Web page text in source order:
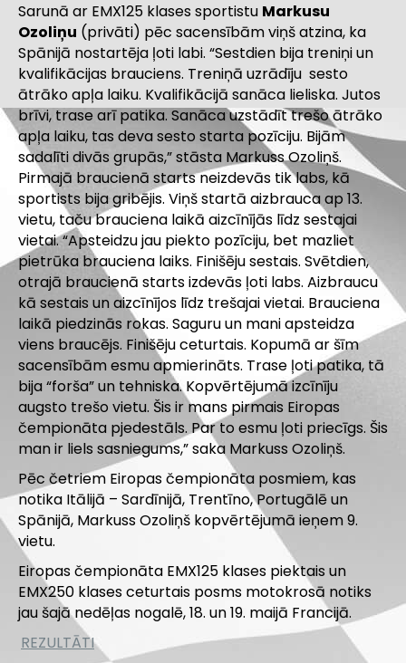
Sarunā ar EMX125 klases sportistu Markusu
Ozoliņu (privāti) pēc sacensībām viņš atzina, ka
Spānijā nostartēja ļoti labi. “Sestdien bija treniņi un
kvalifikācijas brauciens. Treniņā uzrādīju sesto
ātrāko apļa laiku. Kvalifikācijā sanāca lieliska. Jutos
brīvi, trase arī patika. Sanāca uzstādīt trešo ātrāko
apļa laiku, tas deva sesto starta pozīciju. Bijām
sadalīti divās grupās,” stāsta Markuss Ozoliņš.
Pirmajā braucienā starts neizdevās tik labs, kā
sportists bija gribējis. Viņš startā aizbrauca ap 13.
vietu, taču brauciena laikā aizcīnījās līdz sestajai
vietai. “Apsteidzu jau piekto pozīciju, bet mazliet
pietrūka brauciena laiks. Finišēju sestais. Svētdien,
otrajā braucienā starts izdevās ļoti labs. Aizbraucu
kā sestais un aizcīnījos līdz trešajai vietai. Brauciena
laikā piedzinās rokas. Saguru un mani apsteidza
viens braucējs. Finišēju ceturtais. Kopumā ar šīm
sacensībām esmu apmierināts. Trase ļoti patika, tā
bija “forša” un tehniska. Kopvērtējumā izcīnīju
augsto trešo vietu. Šis ir mans pirmais Eiropas
čempionāta pjedestāls. Par to esmu ļoti priecīgs. Šis
man ir liels sasniegums,” saka Markuss Ozoliņš.
Pēc četriem Eiropas čempionāta posmiem, kas
notika Itālijā – Sardīnijā, Trentīno, Portugālē un
Spānijā, Markuss Ozoliņš kopvērtējumā ieņem 9.
vietu.
Eiropas čempionāta EMX125 klases piektais un
EMX250 klases ceturtais posms motokrosā notiks
jau šajā nedēļas nogalē, 18. un 19. maijā Francijā.
REZULTĀTI